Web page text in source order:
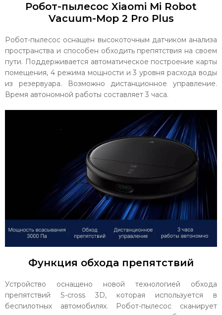
Робот-пылесос Xiaomi Mi Robot
Vacuum-Mop 2 Pro Plus
Робот-пылесос оснащен высокоточным датчиком анализа
пространства и способен обходить препятствия на своем
пути. Поддерживается автоматическое построение карты
помещения, 4 режима мощности и 3 уровня расхода воды
из резервуара. Возможно дистанционное управление.
Время автономной работы составляет 3 часа.
Функция обхода препятствий
Устройство оснащено новой технологией обхода
препятствий S-cross 3D, которая используется в
беспилотных автомобилях. Робот-пылесос сканирует